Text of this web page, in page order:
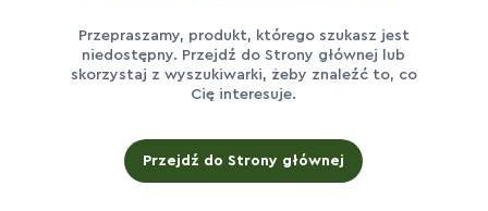
Przepraszamy, produkt, którego szukasz jest
niedostępny. Przejdź do Strony głównej lub
skorzystaj z wyszukiwarki, żeby znaleźć to, co
Cię interesuje.
Przejdź do Strony głównej